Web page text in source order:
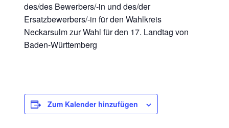
des/des Bewerbers/-in und des/der
Ersatzbewerbers/-in für den Wahlkreis
Neckarsulm zur Wahl für den 17. Landtag von
Baden-Württemberg
Zum Kalender hinzufügen